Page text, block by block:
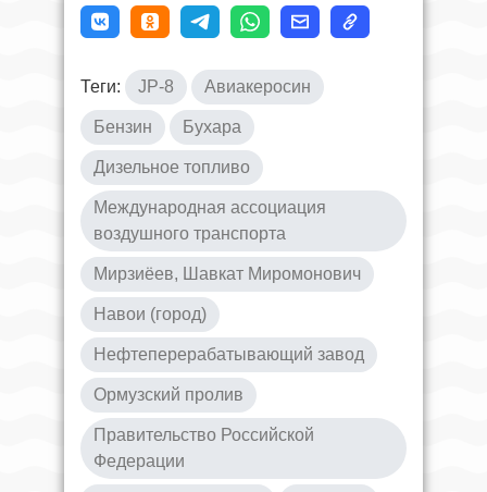
Теги: JP-8 Авиакеросин
Бензин Бухара
Дизельное топливо
Международная ассоциация
воздушного транспорта
Мирзиёев, Шавкат Миромонович
Навои (город)
Нефтеперерабатывающий завод
Ормузский пролив
Правительство Российской
Федерации